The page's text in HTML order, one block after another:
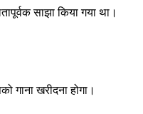
साझा किया गया था।
खरीदना होगा।